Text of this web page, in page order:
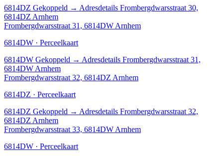
6814DZ Gekoppeld → Adresdetails Frombergdwarsstraat 30,
6814DZ Arnhem
Frombergdwarsstraat 31, 6814DW Arnhem
6814DW · Perceelkaart
6814DW Gekoppeld → Adresdetails Frombergdwarsstraat 31,
6814DW Arnhem
Frombergdwarsstraat 32, 6814DZ Arnhem
6814DZ · Perceelkaart
6814DZ Gekoppeld → Adresdetails Frombergdwarsstraat 32,
6814DZ Arnhem
Frombergdwarsstraat 33, 6814DW Arnhem
6814DW · Perceelkaart